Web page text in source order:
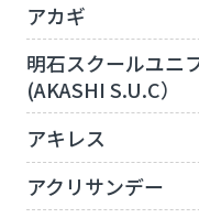
アカギ
明石スクールユニ
(AKASHI S.U.C）
アキレス
アクリサンデー